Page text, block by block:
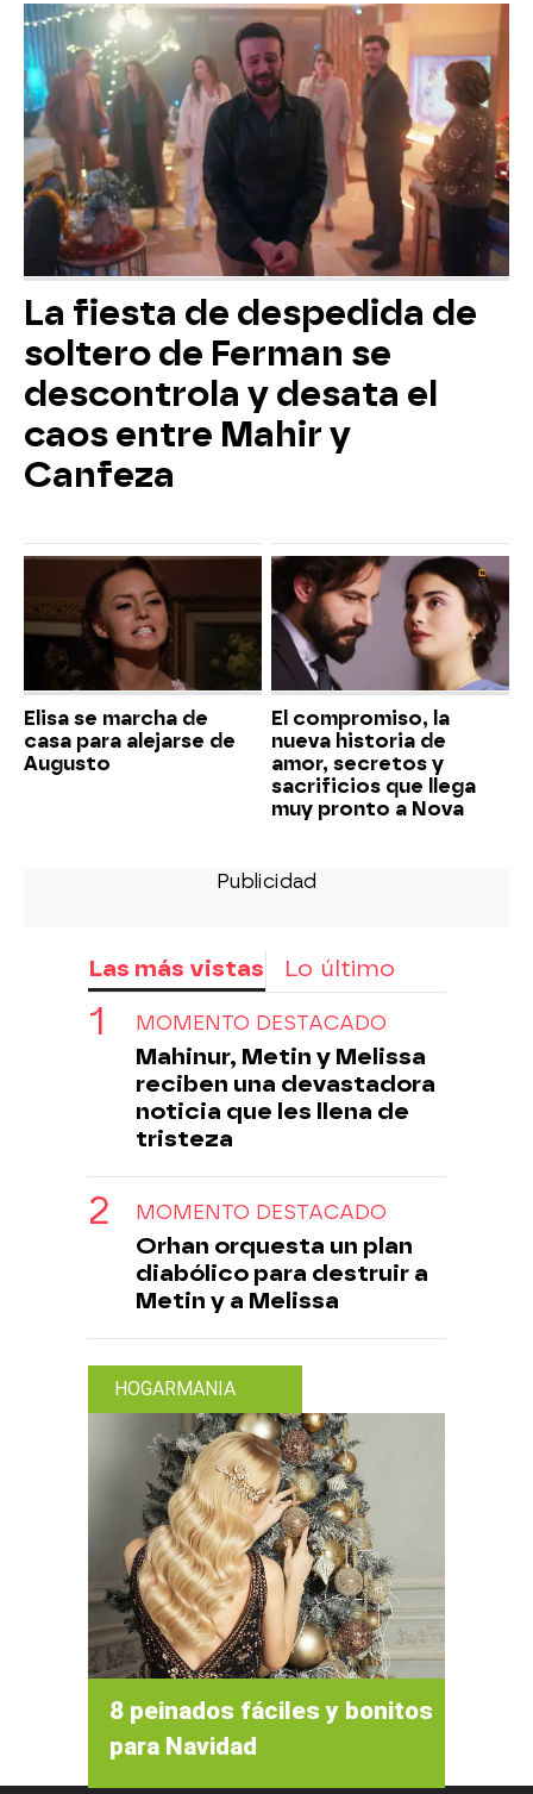
La fiesta de despedida de
soltero de Ferman se
descontrola y desata el
caos entre Mahir y
Canfeza
Elisa se marcha de
casa para alejarse de
Augusto
El compromiso, la
nueva historia de
amor, secretos y
sacrificios que llega
muy pronto a Nova
Las más vistas Lo último
MOMENTO DESTACADO
Mahinur, Metin y Melissa
reciben una devastadora
noticia que les llena de
tristeza
MOMENTO DESTACADO
Orhan orquesta un plan
diabólico para destruir a
Metin y a Melissa
HOGARMANIA
8 peinados fáciles y bonitos
para Navidad